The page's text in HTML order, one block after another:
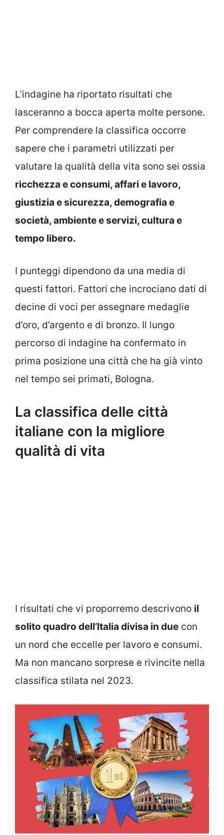
L’indagine ha riportato risultati che
lasceranno a bocca aperta molte persone.
Per comprendere la classifica occorre
sapere che i parametri utilizzati per
valutare la qualità della vita sono sei ossia
ricchezza e consumi, affari e lavoro,
giustizia e sicurezza, demografia e
società, ambiente e servizi, cultura e
tempo libero.
I punteggi dipendono da una media di
questi fattori. Fattori che incrociano dati di
decine di voci per assegnare medaglie
d’oro, d’argento e di bronzo. Il lungo
percorso di indagine ha confermato in
prima posizione una città che ha già vinto
nel tempo sei primati, Bologna.
La classifica delle città
italiane con la migliore
qualità di vita
I risultati che vi proporremo descrivono il
solito quadro dell’Italia divisa in due con
un nord che eccelle per lavoro e consumi.
Ma non mancano sorprese e rivincite nella
classifica stilata nel 2023.